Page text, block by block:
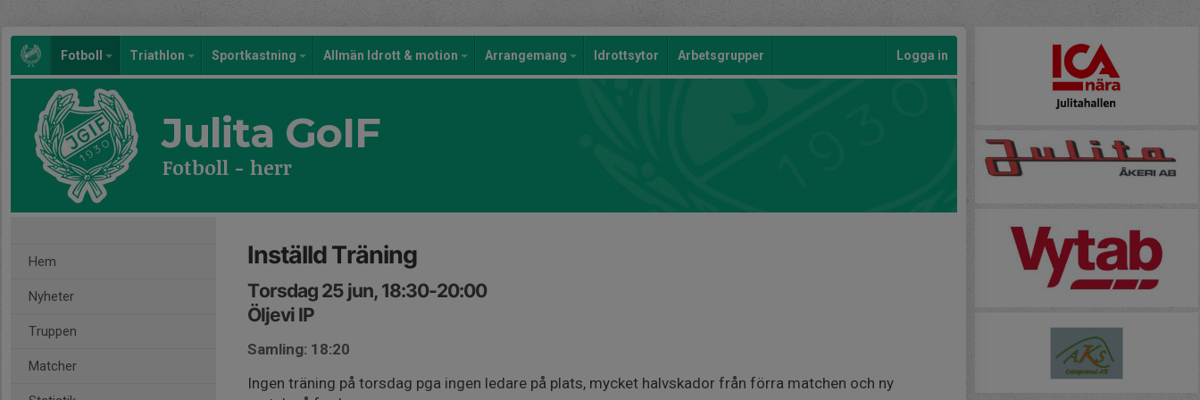
Fotboll Triathlon Sportkastning Allmän Idrott & motion Arrangemang Idrottsytor Arbetsgrupper Logga in
Julita GoIF
Fotboll - herr
Hem
Nyheter
Truppen
Matcher
Inställd Träning
Torsdag 25 jun, 18:30-20:00
Öljevi IP
Samling: 18:20
Ingen träning på torsdag pga ingen ledare på plats, mycket halvskador från förra matchen och ny